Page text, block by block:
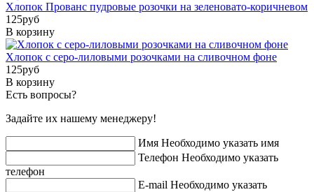
Хлопок Прованс пудровые розочки на зеленовато-коричневом
125pуб
В корзину
Хлопок с серо-лиловыми розочками на сливочном фоне
125pуб
В корзину
Есть вопросы?
Задайте их нашему менеджеру!
Имя Необходимо указать имя
Телефон Необходимо указать
телефон
E-mail Необходимо указать